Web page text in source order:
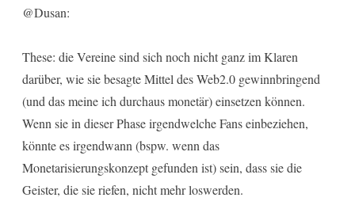
@Dusan:
These: die Vereine sind sich noch nicht ganz im Klaren
darüber, wie sie besagte Mittel des Web2.0 gewinnbringend
(und das meine ich durchaus monetär) einsetzen können.
Wenn sie in dieser Phase irgendwelche Fans einbeziehen,
könnte es irgendwann (bspw. wenn das
Monetarisierungskonzept gefunden ist) sein, dass sie die
Geister, die sie riefen, nicht mehr loswerden.